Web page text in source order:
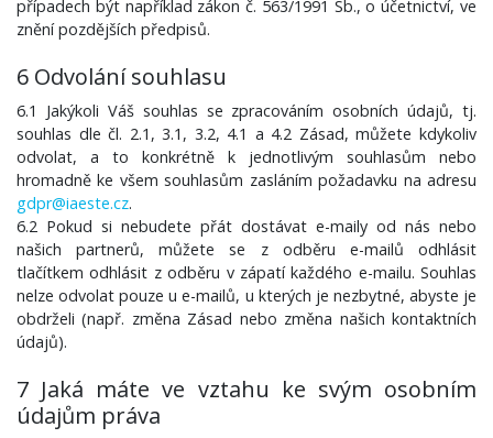
případech být například zákon č. 563/1991 Sb., o účetnictví, ve
znění pozdějších předpisů.
6 Odvolání souhlasu
6.1 Jakýkoli Váš souhlas se zpracováním osobních údajů, tj.
souhlas dle čl. 2.1, 3.1, 3.2, 4.1 a 4.2 Zásad, můžete kdykoliv
odvolat, a to konkrétně k jednotlivým souhlasům nebo
hromadně ke všem souhlasům zasláním požadavku na adresu
gdpr@iaeste.cz.
6.2 Pokud si nebudete přát dostávat e-maily od nás nebo
našich partnerů, můžete se z odběru e-mailů odhlásit
tlačítkem odhlásit z odběru v zápatí každého e-mailu. Souhlas
nelze odvolat pouze u e-mailů, u kterých je nezbytné, abyste je
obdrželi (např. změna Zásad nebo změna našich kontaktních
údajů).
7 Jaká máte ve vztahu ke svým osobním
údajům práva